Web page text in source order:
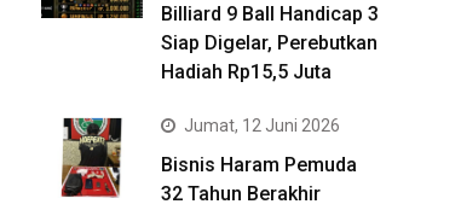
Billiard 9 Ball Handicap 3
Siap Digelar, Perebutkan
Hadiah Rp15,5 Juta
Jumat, 12 Juni 2026
Bisnis Haram Pemuda
32 Tahun Berakhir